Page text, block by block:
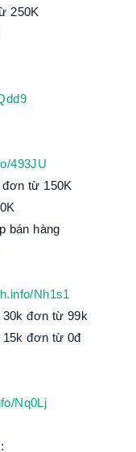
250K
493JU
đơn từ 150K
bán hàng
Nh1s1
30k đơn từ 99k
15k đơn từ 0đ
Nq0Lj